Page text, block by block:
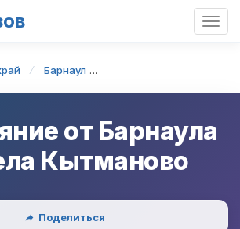
Барнаул
от Барнаула
Кытманово
Поделиться